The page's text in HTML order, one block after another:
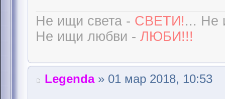
Не ищи света - СВЕТИ!... Не
Не ищи любви - ЛЮБИ!!!
Legenda» 01 мар 2018, 10:53